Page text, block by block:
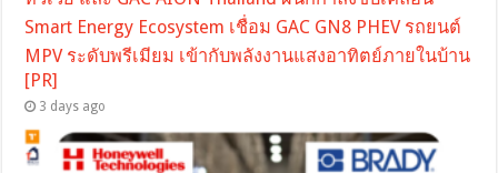
Smart Energy Ecosystem เชื่อม GAC GN8 PHEV รถยนต์
MPV ระดับพรีเมียม เข้ากับพลังงานแสงอาทิตย์ภายในบ้าน
[PR]
3 days ago